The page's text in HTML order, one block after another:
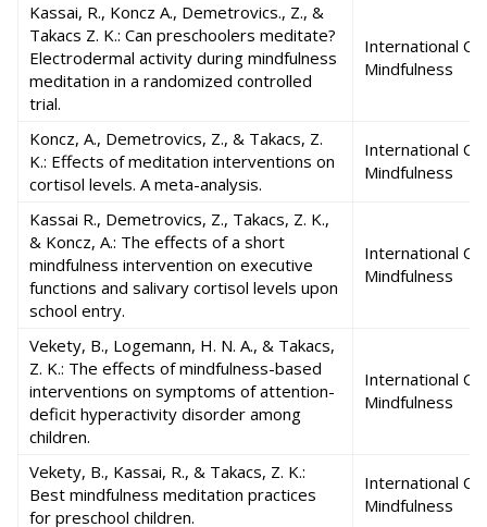
Kassai, R., Koncz A., Demetrovics., Z., &
Takacs Z. K.: Can preschoolers meditate?
Electrodermal activity during mindfulness
meditation in a randomized controlled
trial.
International
Mindfulness
Koncz, A., Demetrovics, Z., & Takacs, Z.
K.: Effects of meditation interventions on
cortisol levels. A meta-analysis.
International
Mindfulness
Kassai R., Demetrovics, Z., Takacs, Z. K.,
& Koncz, A.: The effects of a short
mindfulness intervention on executive
functions and salivary cortisol levels upon
school entry.
International
Mindfulness
Vekety, B., Logemann, H. N. A., & Takacs,
Z. K.: The effects of mindfulness-based
interventions on symptoms of attention-
deficit hyperactivity disorder among
children.
International
Mindfulness
Vekety, B., Kassai, R., & Takacs, Z. K.:
Best mindfulness meditation practices
for preschool children.
International
Mindfulness